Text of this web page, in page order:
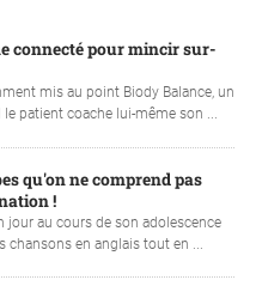
connecté pour mincir sur-
mis au point Biody Balance, un
patient coache lui-même son ...
qu'on ne comprend pas
!
jour au cours de son adolescence
en anglais tout en ...